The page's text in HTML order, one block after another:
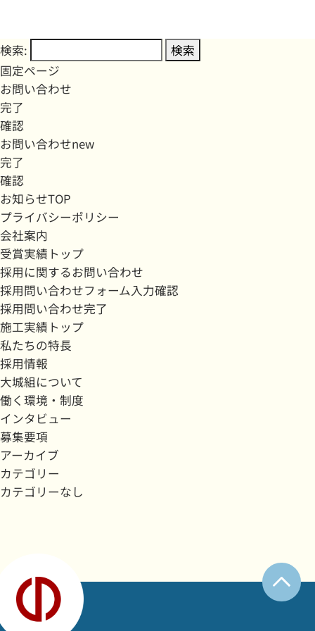
検索:
固定ページ
お問い合わせ
完了
確認
お問い合わせnew
完了
確認
お知らせTOP
プライバシーポリシー
会社案内
受賞実績トップ
採用に関するお問い合わせ
採用問い合わせフォーム入力確認
採用問い合わせ完了
施工実績トップ
私たちの特長
採用情報
大城組について
働く環境・制度
インタビュー
募集要項
アーカイブ
カテゴリー
カテゴリーなし